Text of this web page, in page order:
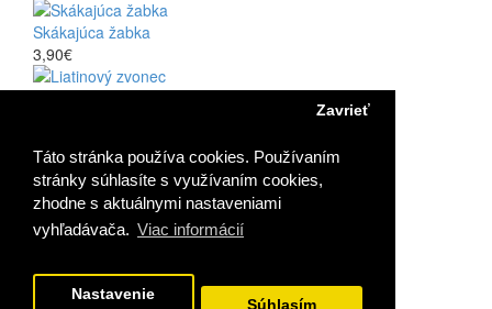
Táto stránka používa cookies. Používaním
stránky súhlasíte s využívaním cookies,
zhodne s aktuálnymi nastaveniami
vyhľadávača. Viac informácií
Zavrieť
Nastavenie
Súhlasím
Skákajúca žabka
3,90€
Skákajúci kohút
3,90€
Najnovšie z blogu
03 06 2018
Fabergého vajíčka